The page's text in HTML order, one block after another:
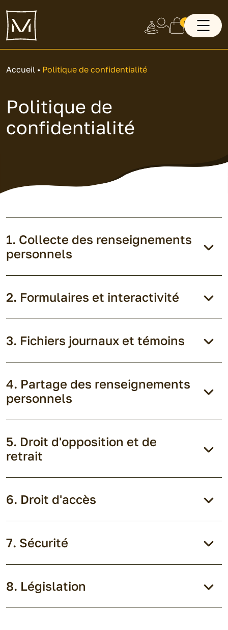
0
Accueil • Politique de confidentialité
Politique de
confidentialité
Collecte des renseignements
personnels
Formulaires et interactivité
Fichiers journaux et témoins
Partage des renseignements
personnels
Droit d'opposition et de
retrait
Droit d'accès
Sécurité
Législation